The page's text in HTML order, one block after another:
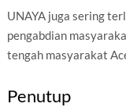
UNAYA juga sering
pengabdian
tengah masyarakat
Penutup